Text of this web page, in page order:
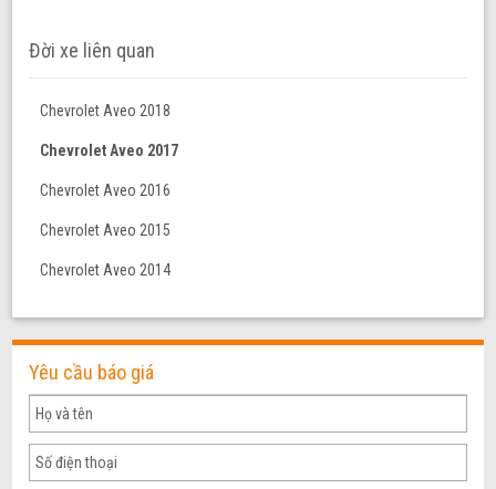
Đời xe liên quan
Chevrolet Aveo 2018
Chevrolet Aveo 2017
Chevrolet Aveo 2016
Chevrolet Aveo 2015
Chevrolet Aveo 2014
Yêu cầu báo giá